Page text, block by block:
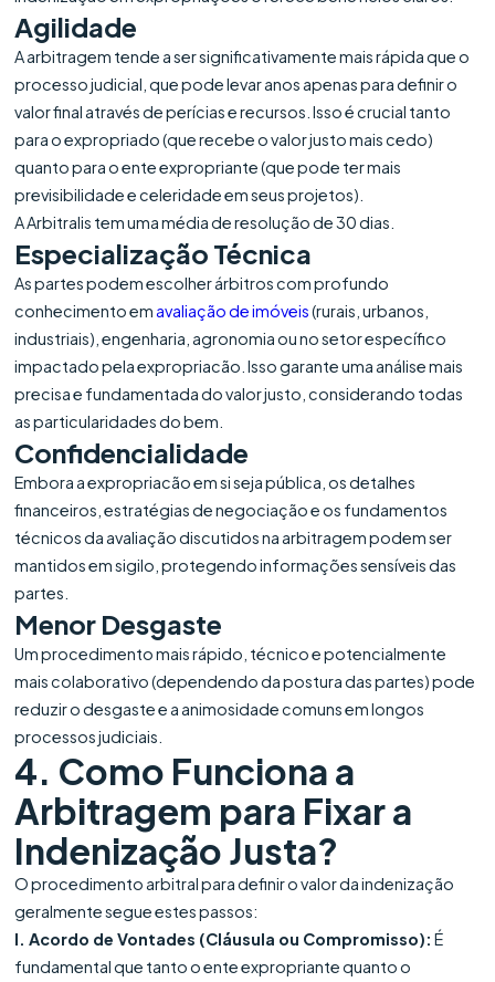
Agilidade
A arbitragem tende a ser significativamente mais rápida que o
processo judicial, que pode levar anos apenas para definir o
valor final através de perícias e recursos. Isso é crucial tanto
para o expropriado (que recebe o valor justo mais cedo)
quanto para o ente expropriante (que pode ter mais
previsibilidade e celeridade em seus projetos).
A Arbitralis tem uma média de resolução de 30 dias.
Especialização Técnica
As partes podem escolher árbitros com profundo
conhecimento em avaliação de imóveis(rurais, urbanos,
industriais), engenharia, agronomia ou no setor específico
impactado pela expropriacão. Isso garante uma análise mais
precisa e fundamentada do valor justo, considerando todas
as particularidades do bem.
Confidencialidade
Embora a expropriacão em si seja pública, os detalhes
financeiros, estratégias de negociação e os fundamentos
técnicos da avaliação discutidos na arbitragem podem ser
mantidos em sigilo, protegendo informações sensíveis das
partes.
Menor Desgaste
Um procedimento mais rápido, técnico e potencialmente
mais colaborativo (dependendo da postura das partes) pode
reduzir o desgaste e a animosidade comuns em longos
processos judiciais.
4. Como Funciona a
Arbitragem para Fixar a
Indenização Justa?
O procedimento arbitral para definir o valor da indenização
geralmente segue estes passos:
I. Acordo de Vontades (Cláusula ou Compromisso): É
fundamental que tanto o ente expropriante quanto o